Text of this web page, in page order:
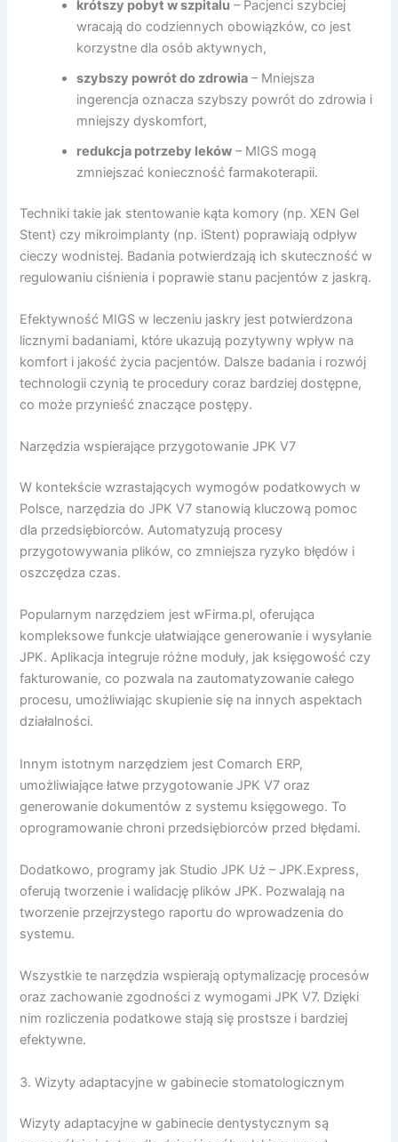
krótszy pobyt w szpitalu – Pacjenci szybciej
wracają do codziennych obowiązków, co jest
korzystne dla osób aktywnych,
szybszy powrót do zdrowia – Mniejsza
ingerencja oznacza szybszy powrót do zdrowia i
mniejszy dyskomfort,
redukcja potrzeby leków – MIGS mogą
zmniejszać konieczność farmakoterapii.
Techniki takie jak stentowanie kąta komory (np. XEN Gel
Stent) czy mikroimplanty (np. iStent) poprawiają odpływ
cieczy wodnistej. Badania potwierdzają ich skuteczność w
regulowaniu ciśnienia i poprawie stanu pacjentów z jaskrą.
Efektywność MIGS w leczeniu jaskry jest potwierdzona
licznymi badaniami, które ukazują pozytywny wpływ na
komfort i jakość życia pacjentów. Dalsze badania i rozwój
technologii czynią te procedury coraz bardziej dostępne,
co może przynieść znaczące postępy.
Narzędzia wspierające przygotowanie JPK V7
W kontekście wzrastających wymogów podatkowych w
Polsce, narzędzia do JPK V7 stanowią kluczową pomoc
dla przedsiębiorców. Automatyzują procesy
przygotowywania plików, co zmniejsza ryzyko błędów i
oszczędza czas.
Popularnym narzędziem jest wFirma.pl, oferująca
kompleksowe funkcje ułatwiające generowanie i wysyłanie
JPK. Aplikacja integruje różne moduły, jak księgowość czy
fakturowanie, co pozwala na zautomatyzowanie całego
procesu, umożliwiając skupienie się na innych aspektach
działalności.
Innym istotnym narzędziem jest Comarch ERP,
umożliwiające łatwe przygotowanie JPK V7 oraz
generowanie dokumentów z systemu księgowego. To
oprogramowanie chroni przedsiębiorców przed błędami.
Dodatkowo, programy jak Studio JPK Uż – JPK.Express,
oferują tworzenie i walidację plików JPK. Pozwalają na
tworzenie przejrzystego raportu do wprowadzenia do
systemu.
Wszystkie te narzędzia wspierają optymalizację procesów
oraz zachowanie zgodności z wymogami JPK V7. Dzięki
nim rozliczenia podatkowe stają się prostsze i bardziej
efektywne.
3. Wizyty adaptacyjne w gabinecie stomatologicznym
Wizyty adaptacyjne w gabinecie dentystycznym są